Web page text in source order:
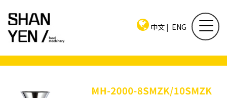
中文 | ENG